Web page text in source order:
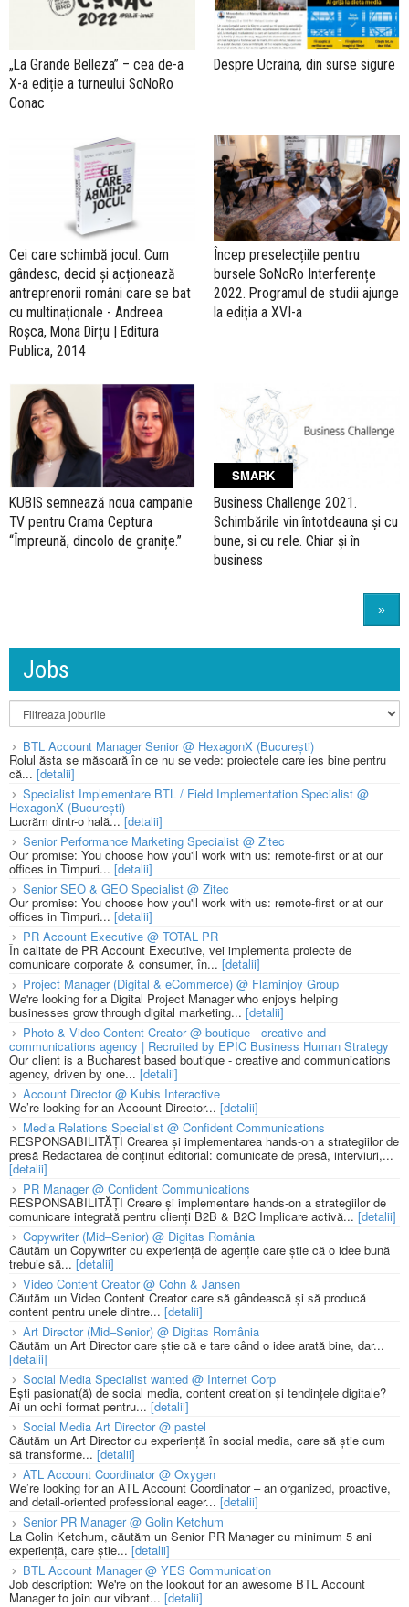
„La Grande Belleza” – cea de-a
X-a ediție a turneului SoNoRo
Conac
Despre Ucraina, din surse sigure
Cei care schimbă jocul. Cum
gândesc, decid și acționează
antreprenorii români care se bat
cu multinaționale - Andreea
Roșca, Mona Dîrțu | Editura
Publica, 2014
Încep preselecțiile pentru
bursele SoNoRo Interferențe
2022. Programul de studii ajunge
la ediția a XVI-a
KUBIS semnează noua campanie
TV pentru Crama Ceptura
“Împreună, dincolo de granițe.”
SMARK
Business Challenge 2021.
Schimbările vin întotdeauna și cu
bune, si cu rele. Chiar și în
business
»
Jobs
BTL Account Manager Senior @ HexagonX (București)
Rolul ăsta se măsoară în ce nu se vede: proiectele care ies bine pentru
că... [detalii]
Specialist Implementare BTL / Field Implementation Specialist @
HexagonX (București)
Lucrăm dintr-o hală...[detalii]
Senior Performance Marketing Specialist @ Zitec
Our promise: You choose how you'll work with us: remote-first or at our
offices in Timpuri... [detalii]
Senior SEO & GEO Specialist @ Zitec
Our promise: You choose how you'll work with us: remote-first or at our
offices in Timpuri... [detalii]
PR Account Executive @ TOTAL PR
În calitate de PR Account Executive, vei implementa proiecte de
comunicare corporate & consumer, în... [detalii]
Project Manager (Digital & eCommerce) @ Flaminjoy Group
We're looking for a Digital Project Manager who enjoys helping
businesses grow through digital marketing... [detalii]
Photo & Video Content Creator @ boutique - creative and
communications agency | Recruited by EPIC Business Human Strategy
Our client is a Bucharest based boutique - creative and communications
agency, driven by one... [detalii]
Account Director @ Kubis Interactive
We’re looking for an Account Director... [detalii]
Media Relations Specialist @ Confident Communications
RESPONSABILITĂȚI Crearea și implementarea hands-on a strategiilor de
presă Redactarea de conținut editorial: comunicate de presă, interviuri,...
[detalii]
PR Manager @ Confident Communications
RESPONSABILITĂȚI Creare și implementare hands-on a strategiilor de
comunicare integrată pentru clienți B2B & B2C Implicare activă... [detalii]
Copywriter (Mid–Senior) @ Digitas România
Căutăm un Copywriter cu experiență de agenție care știe că o idee bună
trebuie să... [detalii]
Video Content Creator @ Cohn & Jansen
Căutăm un Video Content Creator care să gândească și să producă
content pentru unele dintre... [detalii]
Art Director (Mid–Senior) @ Digitas România
Căutăm un Art Director care știe că e tare când o idee arată bine, dar...
[detalii]
Social Media Specialist wanted @ Internet Corp
Ești pasionat(ă) de social media, content creation și tendințele digitale?
Ai un ochi format pentru... [detalii]
Social Media Art Director @ pastel
Căutăm un Art Director cu experiență în social media, care să știe cum
să transforme... [detalii]
ATL Account Coordinator @ Oxygen
We’re looking for an ATL Account Coordinator – an organized, proactive,
and detail-oriented professional eager... [detalii]
Senior PR Manager @ Golin Ketchum
La Golin Ketchum, căutăm un Senior PR Manager cu minimum 5 ani
experiență, care știe... [detalii]
BTL Account Manager @ YES Communication
Job description: We're on the lookout for an awesome BTL Account
Manager to join our vibrant... [detalii]